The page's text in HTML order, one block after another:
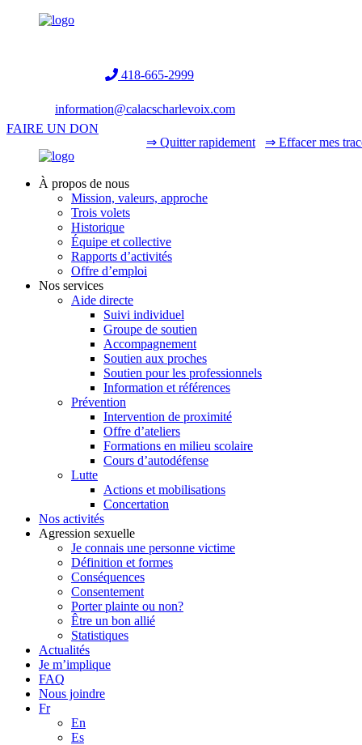
418-665-2999
information@calacscharlevoix.com
⇒ Quitter rapidement ⇒ Effacer mes
FAIRE UN DON
À propos de nous
Mission, valeurs, approche
Trois volets
Historique
Équipe et collective
Rapports d’activités
Offre d’emploi
Nos services
Aide directe
Suivi individuel
Groupe de soutien
Accompagnement
Soutien aux proches
Soutien pour les professionnels
Information et références
Prévention
Intervention de proximité
Offre d’ateliers
Formations en milieu scolaire
Cours d’autodéfense
Lutte
Actions et mobilisations
Concertation
Nos activités
Agression sexuelle
Je connais une personne victime
Définition et formes
Conséquences
Consentement
Porter plainte ou non?
Être un bon allié
Statistiques
Actualités
Je m’implique
FAQ
Nous joindre
Fr
En
Es